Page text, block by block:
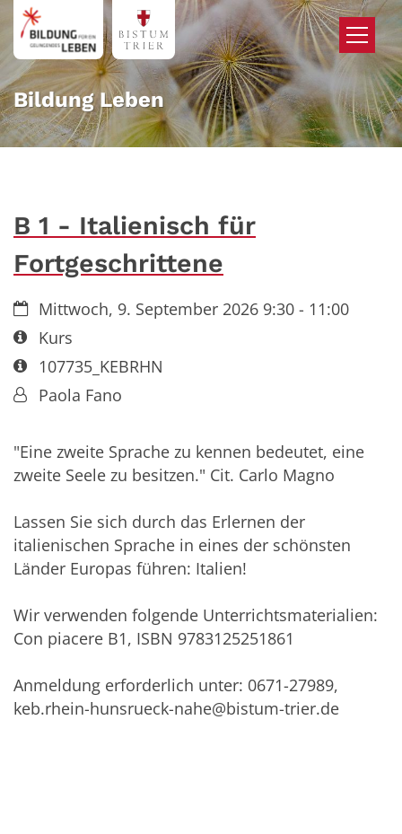
Zum Inhalt springen
Bildung Leben
B 1 - Italienisch für
Fortgeschrittene
Datum:Mittwoch, 9. September 2026 9:30 - 11:00
Art bzw. Nummer:
Kurs
Art bzw. Nummer:
107735_KEBRHN
Von:Paola Fano
"Eine zweite Sprache zu kennen bedeutet, eine
zweite Seele zu besitzen." Cit. Carlo Magno
Lassen Sie sich durch das Erlernen der
italienischen Sprache in eines der schönsten
Länder Europas führen: Italien!
Wir verwenden folgende Unterrichtsmaterialien:
Con piacere B1, ISBN 9783125251861
Anmeldung erforderlich unter: 0671-27989,
keb.rhein-hunsrueck-nahe@bistum-trier.de